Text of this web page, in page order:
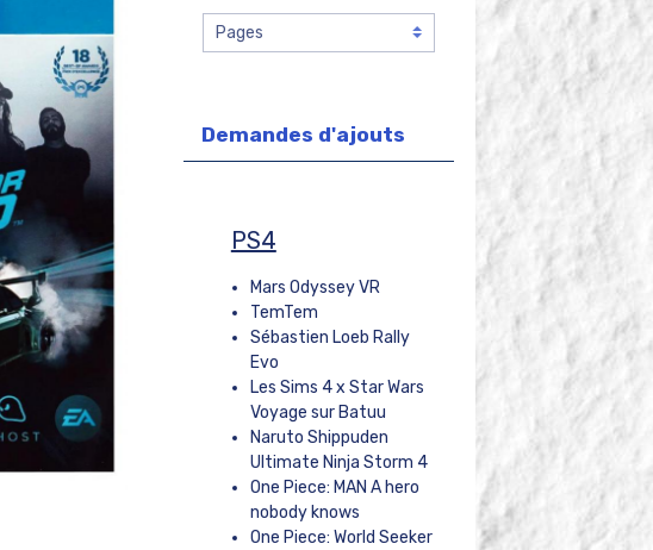
Demandes d'ajouts
PS4
Mars Odyssey VR
TemTem
Sébastien Loeb Rally
Evo
Les Sims 4 x Star Wars
Voyage sur Batuu
Naruto Shippuden
Ultimate Ninja Storm 4
One Piece: MAN A hero
nobody knows
One Piece: World Seeker